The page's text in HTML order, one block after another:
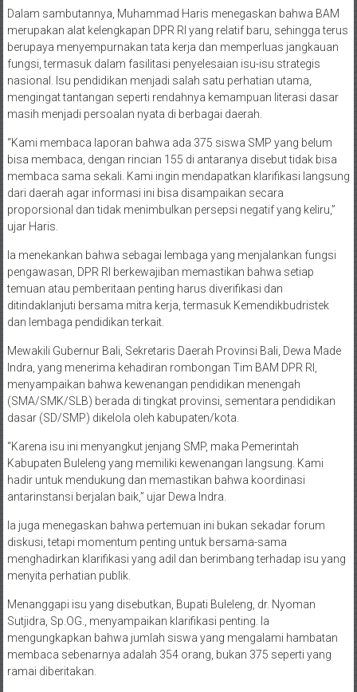
Dalam sambutannya, Muhammad Haris menegaskan bahwa BAM
merupakan alat kelengkapan DPR RI yang relatif baru, sehingga terus
berupaya menyempurnakan tata kerja dan memperluas jangkauan
fungsi, termasuk dalam fasilitasi penyelesaian isu-isu strategis
nasional. Isu pendidikan menjadi salah satu perhatian utama,
mengingat tantangan seperti rendahnya kemampuan literasi dasar
masih menjadi persoalan nyata di berbagai daerah.
“Kami membaca laporan bahwa ada 375 siswa SMP yang belum
bisa membaca, dengan rincian 155 di antaranya disebut tidak bisa
membaca sama sekali. Kami ingin mendapatkan klarifikasi langsung
dari daerah agar informasi ini bisa disampaikan secara
proporsional dan tidak menimbulkan persepsi negatif yang keliru,”
ujar Haris.
Ia menekankan bahwa sebagai lembaga yang menjalankan fungsi
pengawasan, DPR RI berkewajiban memastikan bahwa setiap
temuan atau pemberitaan penting harus diverifikasi dan
ditindaklanjuti bersama mitra kerja, termasuk Kemendikbudristek
dan lembaga pendidikan terkait.
Mewakili Gubernur Bali, Sekretaris Daerah Provinsi Bali, Dewa Made
Indra, yang menerima kehadiran rombongan Tim BAM DPR RI,
menyampaikan bahwa kewenangan pendidikan menengah
(SMA/SMK/SLB) berada di tingkat provinsi, sementara pendidikan
dasar (SD/SMP) dikelola oleh kabupaten/kota.
“Karena isu ini menyangkut jenjang SMP, maka Pemerintah
Kabupaten Buleleng yang memiliki kewenangan langsung. Kami
hadir untuk mendukung dan memastikan bahwa koordinasi
antarinstansi berjalan baik,” ujar Dewa Indra.
Ia juga menegaskan bahwa pertemuan ini bukan sekadar forum
diskusi, tetapi momentum penting untuk bersama-sama
menghadirkan klarifikasi yang adil dan berimbang terhadap isu yang
menyita perhatian publik.
Menanggapi isu yang disebutkan, Bupati Buleleng, dr. Nyoman
Sutjidra, Sp.OG., menyampaikan klarifikasi penting. Ia
mengungkapkan bahwa jumlah siswa yang mengalami hambatan
membaca sebenarnya adalah 354 orang, bukan 375 seperti yang
ramai diberitakan.